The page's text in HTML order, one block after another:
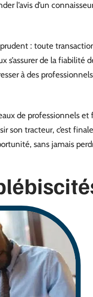
l’avis d’un
: toute
s’assurer de la
à des
de professionnels et
son tracteur, c’est
sans jamais